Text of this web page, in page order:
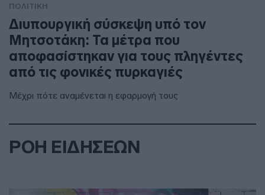
ΠΟΛΙΤΙΚΗ
Διυπουργική σύσκεψη υπό τον
Μητσοτάκη: Τα μέτρα που
αποφασίστηκαν για τους πληγέντες
από τις φονικές πυρκαγιές
Μέχρι πότε αναμένεται η εφαρμογή τους
ΡΟΗ ΕΙΔΗΣΕΩΝ